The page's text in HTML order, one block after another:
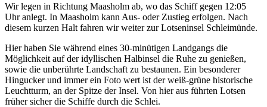
Wir legen in Richtung Maasholm ab, wo das Schiff gegen 12:05
Uhr anlegt. In Maasholm kann Aus- oder Zustieg erfolgen. Nach
diesem kurzen Halt fahren wir weiter zur Lotseninsel Schleimünde.
Hier haben Sie während eines 30-minütigen Landgangs die
Möglichkeit auf der idyllischen Halbinsel die Ruhe zu genießen,
sowie die unberührte Landschaft zu bestaunen. Ein besonderer
Hingucker und immer ein Foto wert ist der weiß-grüne historische
Leuchtturm, an der Spitze der Insel. Von hier aus führten Lotsen
früher sicher die Schiffe durch die Schlei.